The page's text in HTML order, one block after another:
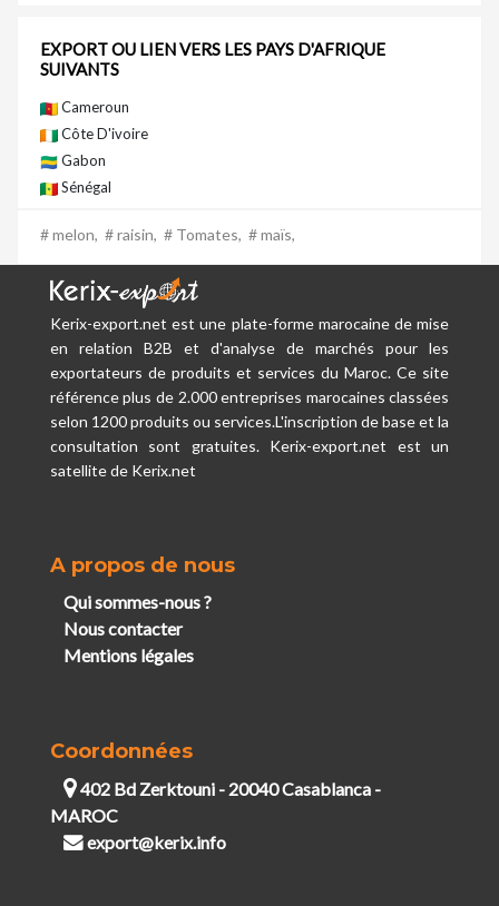
EXPORT OU LIEN VERS LES PAYS D'AFRIQUE
SUIVANTS
Cameroun
Côte D'ivoire
Gabon
Sénégal
# melon, # raisin, # Tomates, # maïs,
Kerix-export.net est une plate-forme marocaine de mise
en relation B2B et d'analyse de marchés pour les
exportateurs de produits et services du Maroc. Ce site
référence plus de 2.000 entreprises marocaines classées
selon 1200 produits ou services.L'inscription de base et la
consultation sont gratuites. Kerix-export.net est un
satellite de Kerix.net
A propos de nous
Qui sommes-nous ?
Nous contacter
Mentions légales
Coordonnées
402 Bd Zerktouni - 20040 Casablanca -
MAROC
export@kerix.info